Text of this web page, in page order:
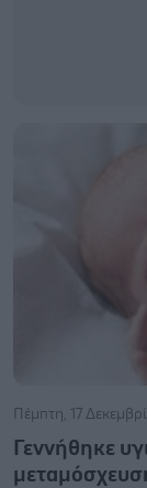
Πέμπτη, 17
Γεννήθηκε